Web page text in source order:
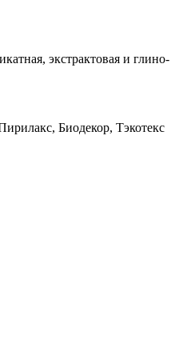
экстрактовая и глино-
Биодекор, Тэкотекс